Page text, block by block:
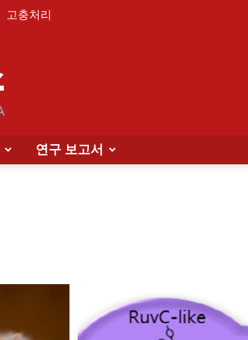
고충처리
연구 보고서